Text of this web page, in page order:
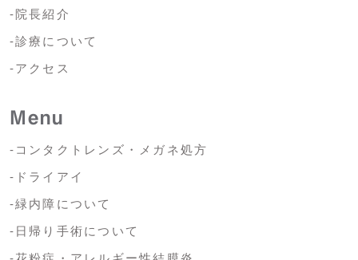
-院長紹介
-診療について
-アクセス
Menu
-コンタクトレンズ・メガネ処方
-ドライアイ
-緑内障について
-日帰り手術について